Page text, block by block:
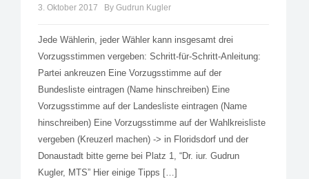
3. Oktober 2017 By Gudrun Kugler
Jede Wählerin, jeder Wähler kann insgesamt drei
Vorzugsstimmen vergeben: Schritt-für-Schritt-Anleitung:
Partei ankreuzen Eine Vorzugsstimme auf der
Bundesliste eintragen (Name hinschreiben) Eine
Vorzugsstimme auf der Landesliste eintragen (Name
hinschreiben) Eine Vorzugsstimme auf der Wahlkreisliste
vergeben (Kreuzerl machen) -> in Floridsdorf und der
Donaustadt bitte gerne bei Platz 1, “Dr. iur. Gudrun
Kugler, MTS” Hier einige Tipps […]